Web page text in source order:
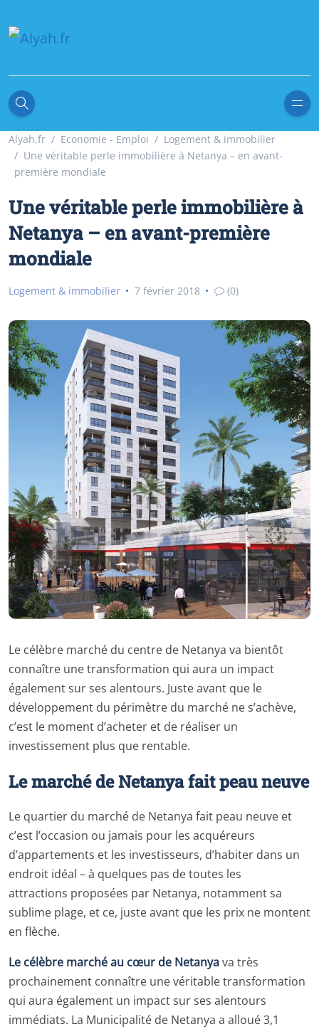
Alyah.fr Economie - Emploi
Logement & immobilier
Une véritable perle immobilière à Netanya – en avant-
première mondiale
Une véritable perle immobilière à
Netanya – en avant-première
mondiale
Logement & immobilier 7 février 2018 (0)
Le célèbre marché du centre de Netanya va bientôt
connaître une transformation qui aura un impact
également sur ses alentours. Juste avant que le
développement du périmètre du marché ne s’achève,
c’est le moment d’acheter et de réaliser un
investissement plus que rentable.
Le marché de Netanya fait peau neuve
Le quartier du marché de Netanya fait peau neuve et
c’est l’occasion ou jamais pour les acquéreurs
d’appartements et les investisseurs, d’habiter dans un
endroit idéal – à quelques pas de toutes les
attractions proposées par Netanya, notamment sa
sublime plage, et ce, juste avant que les prix ne montent
en flèche.
Le célèbre marché au cœur de Netanyava très
prochainement connaître une véritable transformation
qui aura également un impact sur ses alentours
immédiats. La Municipalité de Netanya a alloué 3,1